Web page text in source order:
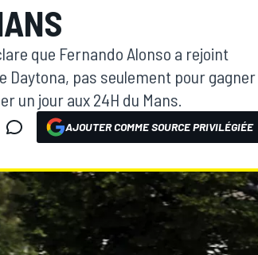
que Fernando Alonso a rejoint
Daytona, pas seulement pour gagner
un jour aux 24H du Mans.
AJOUTER COMME SOURCE PRIVILÉGIÉE